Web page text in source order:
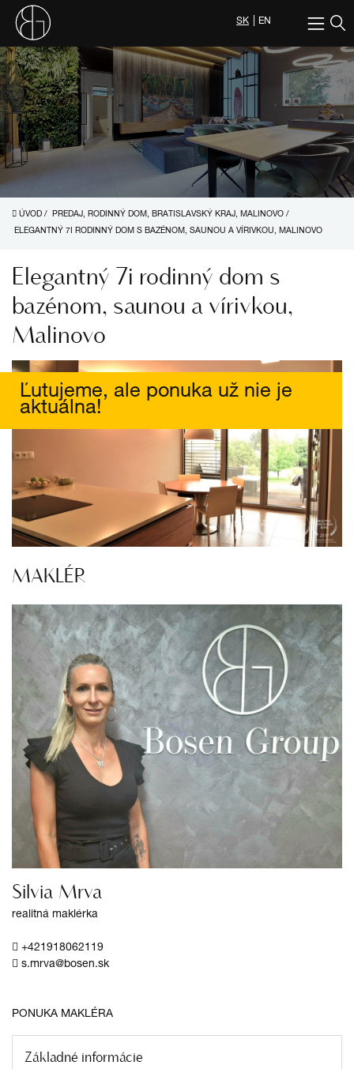
SK EN
ÚVOD / PREDAJ, RODINNÝ DOM, BRATISLAVSKÝ KRAJ, MALINOVO /
ELEGANTNÝ 7I RODINNÝ DOM S BAZÉNOM, SAUNOU A VÍRIVKOU, MALINOVO
Elegantný 7i rodinný dom s
bazénom, saunou a vírivkou,
Malinovo
Ľutujeme, ale ponuka už nie je
aktuálna!
MAKLÉR
Silvia Mrva
realitná maklérka
+421918062119
s.mrva@bosen.sk
PONUKA MAKLÉRA
Základné informácie